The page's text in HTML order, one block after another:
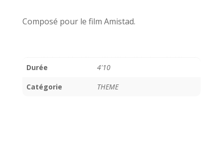
Composé pour le film Amistad.
Durée 4'10
Catégorie THEME